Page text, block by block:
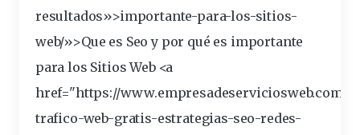
resultados»>importante-para-los-sitios-
web/»>Que es Seo y por qué es importante
para los Sitios Web <a
href="https://www.empresadeserviciosweb.com/
trafico-web-gratis-estrategias-seo-redes-